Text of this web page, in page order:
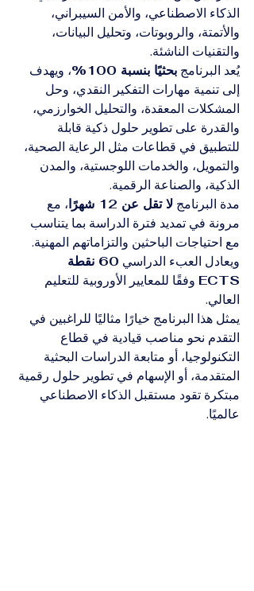
الذكاء الاصطناعي، والأمن السيبراني،
والأتمتة، والروبوتات، وتحليل البيانات،
والتقنيات الناشئة.
يُعد البرنامج بحثيًا بنسبة 100%
، ويهدف
إلى تنمية مهارات التفكير النقدي، وحل
المشكلات المعقدة، والتحليل الخوارزمي،
والقدرة على تطوير حلول ذكية قابلة
للتطبيق في قطاعات مثل الرعاية الصحية،
والتمويل، والخدمات اللوجستية، والمدن
الذكية، والصناعة الرقمية.
مدة البرنامج لا تقل عن 12 شهرًا
، مع
مرونة في تمديد فترة الدراسة بما يتناسب
مع احتياجات الباحثين والتزاماتهم المهنية.
ويعادل العبء الدراسي
60 نقطة
ECTS وفقًا للمعايير الأوروبية للتعليم
العالي.
يمثل هذا البرنامج خيارًا مثاليًا للراغبين في
التقدم نحو مناصب قيادية في قطاع
التكنولوجيا، أو متابعة الدراسات البحثية
المتقدمة، أو الإسهام في تطوير حلول رقمية
مبتكرة تقود مستقبل الذكاء الاصطناعي
عالميًا.